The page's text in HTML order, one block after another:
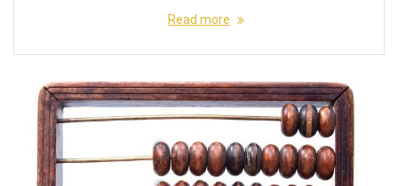
Read more